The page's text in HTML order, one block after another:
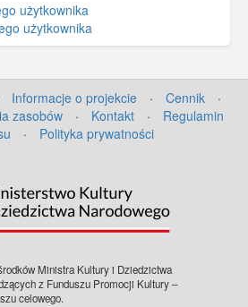
użytkownika
użytkownika
Informacje o projekcie · Cennik
·
zasobów
· Kontakt ·
Regulamin
· Polityka prywatności
Ministra Kultury i Dziedzictwa
z Funduszu Promocji Kultury –
celowego.